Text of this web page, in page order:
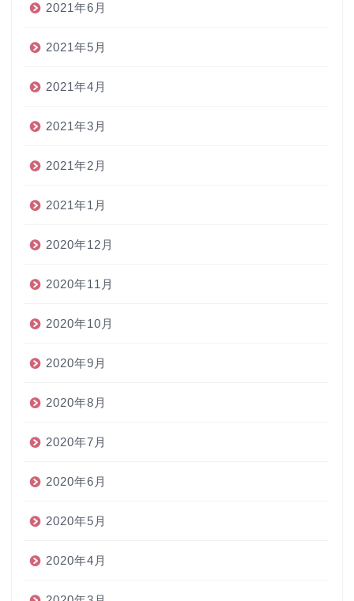
2021年6月
2021年5月
2021年4月
2021年3月
2021年2月
2021年1月
2020年12月
2020年11月
2020年10月
2020年9月
2020年8月
2020年7月
2020年6月
2020年5月
2020年4月